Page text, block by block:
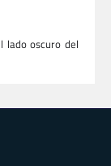
lado oscuro del